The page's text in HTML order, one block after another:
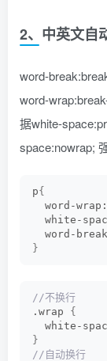
2、中英文自
word-
word-
据white-
space:nowrap;
p{
word-
white-
word-
}
//不换行
.wrap {
white-
}
//自动换行